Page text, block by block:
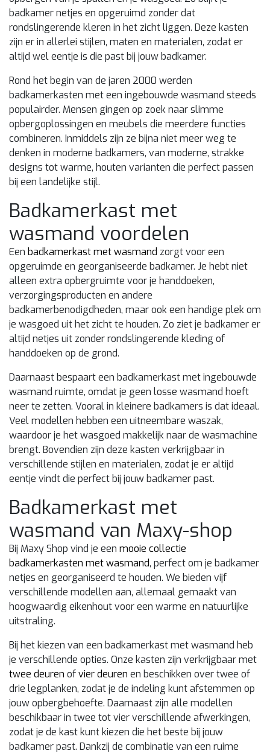
badkamer netjes en opgeruimd zonder dat
rondslingerende kleren in het zicht liggen. Deze kasten
zijn er in allerlei stijlen, maten en materialen, zodat er
altijd wel eentje is die past bij jouw badkamer.
Rond het begin van de jaren 2000 werden
badkamerkasten met een ingebouwde wasmand steeds
populairder. Mensen gingen op zoek naar slimme
opbergoplossingen en meubels die meerdere functies
combineren. Inmiddels zijn ze bijna niet meer weg te
denken in moderne badkamers, van moderne, strakke
designs tot warme, houten varianten die perfect passen
bij een landelijke stijl.
Badkamerkast met
wasmand voordelen
Een badkamerkast met wasmand zorgt voor een
opgeruimde en georganiseerde badkamer. Je hebt niet
alleen extra opbergruimte voor je handdoeken,
verzorgingsproducten en andere
badkamerbenodigdheden, maar ook een handige plek om
je wasgoed uit het zicht te houden. Zo ziet je badkamer er
altijd netjes uit zonder rondslingerende kleding of
handdoeken op de grond.
Daarnaast bespaart een badkamerkast met ingebouwde
wasmand ruimte, omdat je geen losse wasmand hoeft
neer te zetten. Vooral in kleinere badkamers is dat ideaal.
Veel modellen hebben een uitneembare waszak,
waardoor je het wasgoed makkelijk naar de wasmachine
brengt. Bovendien zijn deze kasten verkrijgbaar in
verschillende stijlen en materialen, zodat je er altijd
eentje vindt die perfect bij jouw badkamer past.
Badkamerkast met
wasmand van Maxy-shop
Bij Maxy Shop vind je een mooie collectie
badkamerkasten met wasmand, perfect om je badkamer
netjes en georganiseerd te houden. We bieden vijf
verschillende modellen aan, allemaal gemaakt van
hoogwaardig eikenhout voor een warme en natuurlijke
uitstraling.
Bij het kiezen van een badkamerkast met wasmand heb
je verschillende opties. Onze kasten zijn verkrijgbaar met
twee deuren ofvier deuren en beschikken over twee of
drie legplanken, zodat je de indeling kunt afstemmen op
jouw opbergbehoefte. Daarnaast zijn alle modellen
beschikbaar in twee tot vier verschillende afwerkingen,
zodat je de kast kunt kiezen die het beste bij jouw
badkamer past. Dankzij de combinatie van een ruime